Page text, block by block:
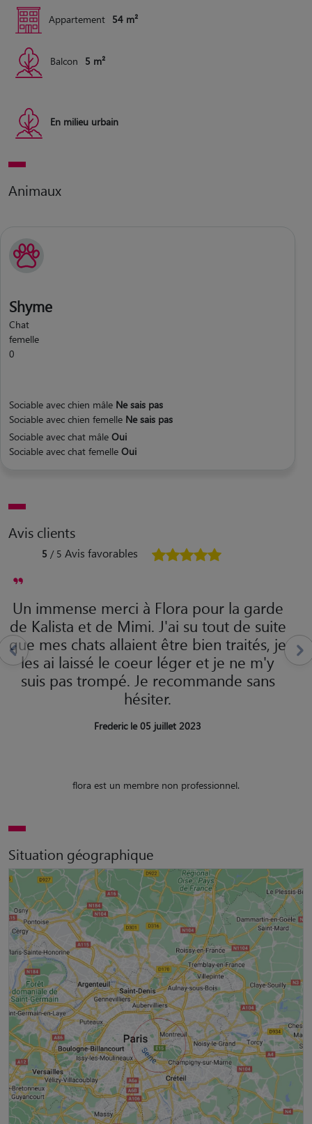
Appartement 54 m²
Balcon 5 m²
En milieu urbain
Animaux
Shyme
Chat
femelle
0
Sociable avec chien mâle Ne sais pas
Sociable avec chien femelle Ne sais pas
Sociable avec chat mâle Oui
Sociable avec chat femelle Oui
Avis clients
5 / 5 Avis favorables
Un immense merci à Flora pour la garde
de Kalista et de Mimi. J'ai su tout de suite
que mes chats allaient être bien traités, je
les ai laissé le coeur léger et je ne m'y
suis pas trompé. Je recommande sans
hésiter.
Frederic le 05 juillet 2023
flora est un membre non professionnel.
Situation géographique